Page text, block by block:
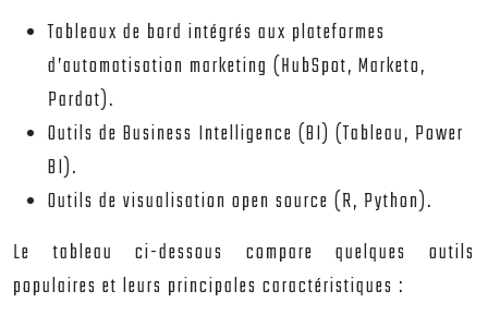
Tableaux de bord intégrés aux plateformes
d’automatisation marketing (HubSpot, Marketo,
Pardot).
Outils de Business Intelligence (BI) (Tableau, Power
BI).
Outils de visualisation open source (R, Python).
Le tableau ci-dessous compare quelques outils
populaires et leurs principales caractéristiques :